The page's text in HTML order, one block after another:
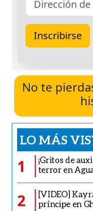
No te
LO MÁS
1
¡Gritos de
terror en
2
[VIDEO]
príncipe en